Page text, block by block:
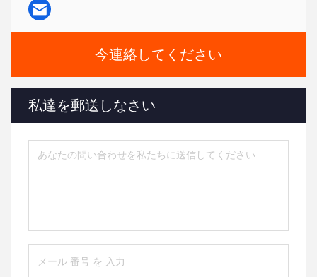
今連絡してください
私達を郵送しなさい